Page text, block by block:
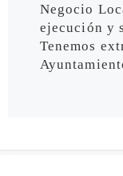
Negocio
ejecución y
Tenemos